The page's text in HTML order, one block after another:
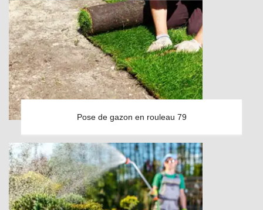
Pose de gazon en rouleau 79